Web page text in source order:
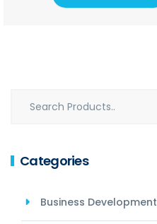
Categories
Business Development